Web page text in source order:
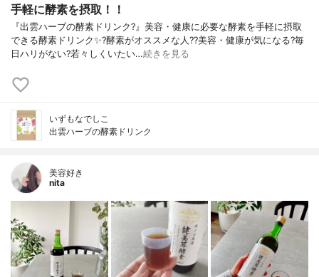
手軽に酵素を摂取！！
『出雲ハーブの酵素ドリンク?』美容・健康に必要な酵素を手軽に摂取
できる酵素ドリンク✨?酵素がオススメな人??美容・健康が気になる?毎
日ハリがない?若々しくいたい…続きを見る
いずもなでしこ
出雲ハーブの酵素ドリンク
美容好き
nita